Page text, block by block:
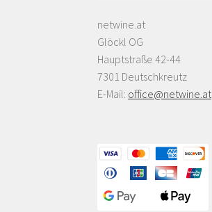
netwine.at
Glöckl OG
Hauptstraße 42-44
7301 Deutschkreutz
E-Mail: office@netwine.at